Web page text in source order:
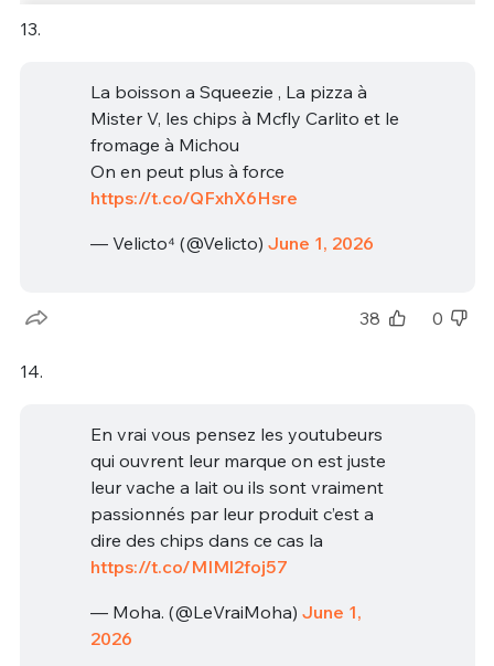
13.
La boisson a Squeezie , La pizza à
Mister V, les chips à Mcfly Carlito et le
fromage à Michou
On en peut plus à force
https://t.co/QFxhX6Hsre
— Velicto⁴ (@Velicto) June 1, 2026
38 0
14.
En vrai vous pensez les youtubeurs
qui ouvrent leur marque on est juste
leur vache a lait ou ils sont vraiment
passionnés par leur produit c’est a
dire des chips dans ce cas la
https://t.co/MIMl2foj57
— Moha. (@LeVraiMoha) June 1,
2026